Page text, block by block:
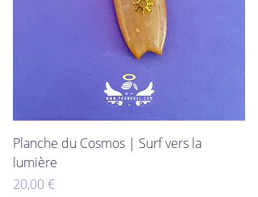
Planche du Cosmos | Surf vers la
lumière
Prix
20,00 €